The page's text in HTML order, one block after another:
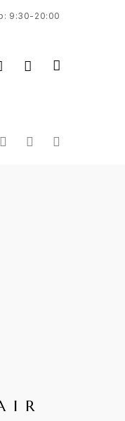
9:30-20:00